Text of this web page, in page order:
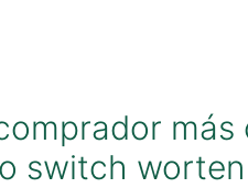
switch worten